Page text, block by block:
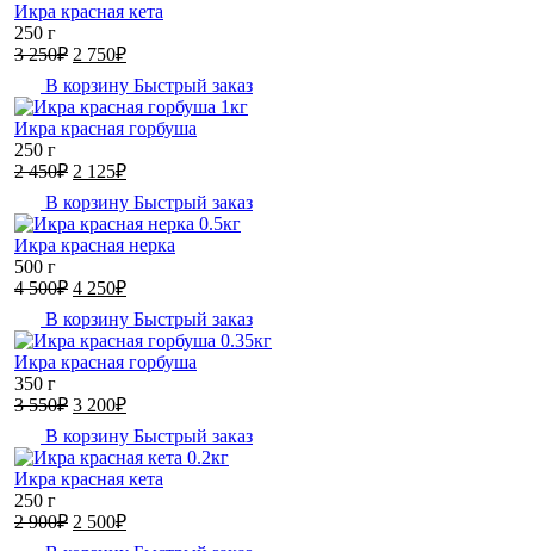
Икра красная кета
250 г
3 250₽ Первоначальная
составляла
3
250₽.
2 750₽Текущая
цена:
2
750₽.
В корзину Быстрый заказ
Икра красная горбуша
250 г
2 450₽ Первоначальная
составляла
2
450₽.
2 125₽Текущая
цена:
2
125₽.
В корзину Быстрый заказ
Икра красная нерка
500 г
4 500₽ Первоначальная
составляла
4
500₽.
4 250₽Текущая
цена:
4
250₽.
В корзину Быстрый заказ
Икра красная горбуша
350 г
3 550₽ Первоначальная
составляла
3
550₽.
3 200₽Текущая
цена:
3
200₽.
В корзину Быстрый заказ
Икра красная кета
250 г
2 900₽ Первоначальная
2 500₽Текущая
цена: